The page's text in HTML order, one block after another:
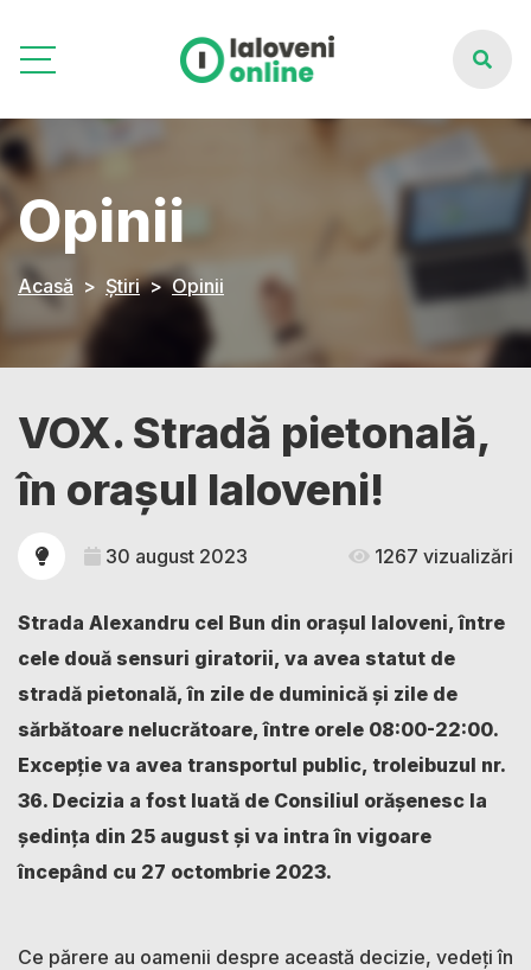
Opinii
Acasă Știri Opinii
VOX. Stradă pietonală,
în orașul Ialoveni!
30 august 2023 1267 vizualizări
Strada Alexandru cel Bun din orașul Ialoveni, între
cele două sensuri giratorii, va avea statut de
stradă pietonală, în zile de duminică și zile de
sărbătoare nelucrătoare, între orele 08:00-22:00.
Excepție va avea transportul public, troleibuzul nr.
36. Decizia a fost luată de Consiliul orășenesc la
ședința din 25 august și va intra în vigoare
începând cu 27 octombrie 2023.
Ce părere au oamenii despre această decizie, vedeți în